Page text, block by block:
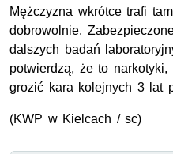
Mężczyzna wkrótce trafi
dobrowolnie.
dalszych badań
potwierdzą, że to
grozić kara kolejnych 3 lat
(KWP w Kielcach / sc)